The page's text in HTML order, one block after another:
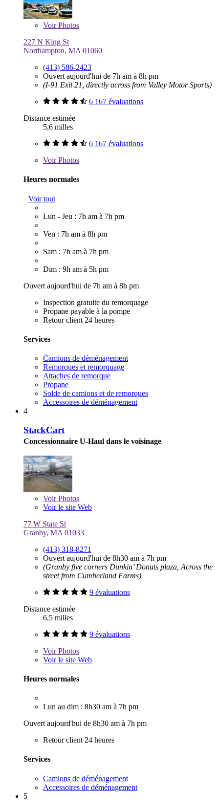
VoirPhotos
227 N King St
Northampton, MA 01060
(413) 586-2423
Ouvert aujourd'hui de 7h am à 8h pm
(I-91 Exit 21, directly across from Valley Motor Sports)
6 167 évaluations
Distance estimée
5,6 milles
6 167 évaluations
VoirPhotos
Heures normales
Voir tout
Lun - Jeu : 7h am à 7h pm
Ven : 7h am à 8h pm
Sam : 7h am à 7h pm
Dim : 9h am à 5h pm
Ouvert aujourd'hui de 7h am à 8h pm
Inspection gratuite du remorquage
Propane payable à la pompe
Retour client 24 heures
Services
Camions de déménagement
Remorques et remorquage
Attaches de remorque
Propane
Solde de camions et de remorques
Accessoires de déménagement
4
StackCart
Concessionnaire U-Haul dans le voisinage
VoirPhotos
Voir le site Web
77 W State St
Granby, MA 01033
(413) 318-8271
Ouvert aujourd'hui de 8h30 am à 7h pm
(Granby five corners Dunkin’ Donuts plaza, Across the
street from Cumberland Farms)
9 évaluations
Distance estimée
6,5 milles
9 évaluations
VoirPhotos
Voir le site Web
Heures normales
Lun au dim : 8h30 am à 7h pm
Ouvert aujourd'hui de 8h30 am à 7h pm
Retour client 24 heures
Services
Camions de déménagement
Accessoires de déménagement
5